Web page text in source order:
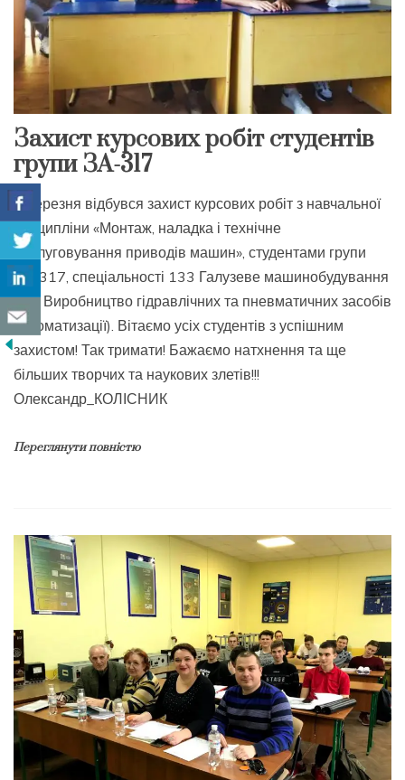
Захист курсових робіт студентів
групи ЗА-317
7 березня відбувся захист курсових робіт з навчальної
дисципліни «Монтаж, наладка і технічне
обслуговування приводів машин», студентами групи
ЗА-317, спеціальності 133 Галузеве машинобудування
(ОП Виробництво гідравлічних та пневматичних засобів
автоматизації). Вітаємо усіх студентів з успішним
захистом! Так тримати! Бажаємо натхнення та ще
більших творчих та наукових злетів!!!
Олександр_КОЛІСНИК
Переглянути повністю